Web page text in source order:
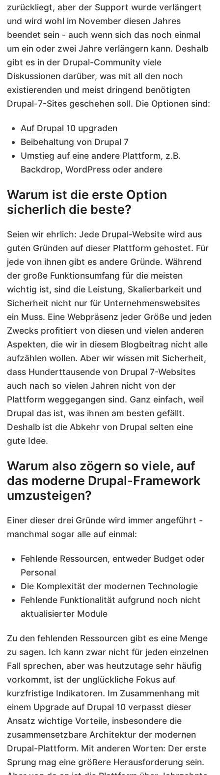
zurückliegt, aber der Support wurde verlängert
und wird wohl im November diesen Jahres
beendet sein - auch wenn sich das noch einmal
um ein oder zwei Jahre verlängern kann. Deshalb
gibt es in der Drupal-Community viele
Diskussionen darüber, was mit all den noch
existierenden und meist dringend benötigten
Drupal-7-Sites geschehen soll. Die Optionen sind:
Auf Drupal 10 upgraden
Beibehaltung von Drupal 7
Umstieg auf eine andere Plattform, z.B.
Backdrop, WordPress oder andere
Warum ist die erste Option
sicherlich die beste?
Seien wir ehrlich: Jede Drupal-Website wird aus
guten Gründen auf dieser Plattform gehostet. Für
jede von ihnen gibt es andere Gründe. Während
der große Funktionsumfang für die meisten
wichtig ist, sind die Leistung, Skalierbarkeit und
Sicherheit nicht nur für Unternehmenswebsites
ein Muss. Eine Webpräsenz jeder Größe und jeden
Zwecks profitiert von diesen und vielen anderen
Aspekten, die wir in diesem Blogbeitrag nicht alle
aufzählen wollen. Aber wir wissen mit Sicherheit,
dass Hunderttausende von Drupal 7-Websites
auch nach so vielen Jahren nicht von der
Plattform weggegangen sind. Ganz einfach, weil
Drupal das ist, was ihnen am besten gefällt.
Deshalb ist die Abkehr von Drupal selten eine
gute Idee.
Warum also zögern so viele, auf
das moderne Drupal-Framework
umzusteigen?
Einer dieser drei Gründe wird immer angeführt -
manchmal sogar alle auf einmal:
Fehlende Ressourcen, entweder Budget oder
Personal
Die Komplexität der modernen Technologie
Fehlende Funktionalität aufgrund noch nicht
aktualisierter Module
Zu den fehlenden Ressourcen gibt es eine Menge
zu sagen. Ich kann zwar nicht für jeden einzelnen
Fall sprechen, aber was heutzutage sehr häufig
vorkommt, ist der unglückliche Fokus auf
kurzfristige Indikatoren. Im Zusammenhang mit
einem Upgrade auf Drupal 10 verpasst dieser
Ansatz wichtige Vorteile, insbesondere die
zusammensetzbare Architektur der modernen
Drupal-Plattform. Mit anderen Worten: Der erste
Sprung mag eine größere Herausforderung sein.